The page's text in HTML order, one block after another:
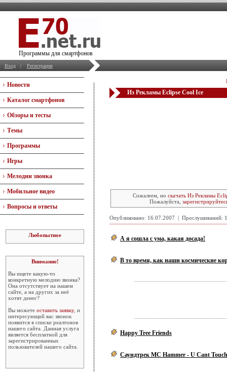
Программы для смартфонов
Вход | Регистрация
Новости
Каталог смартфонов
Обзоры и тесты
Темы
Программы
Игры
Мелодии звонка
Мобильное видео
Вопросы и ответы
Любопытное
Внимание!
Вы ищете какую-то
конкретную мелодию звонка?
Она отсутствует на нашем
сайте, а на других за неё
хотят денег?
Вы можете оставить заявку, и
интересующий вас звонок
появится в списке реалтонов
нашего сайта. Данная услуга
является бесплатной для
зарегистрированных
пользователей нашего сайта.
Из Рекламы Eclipse Cool Ice
Сожалеем, но скачать Из Рекламы
Пожалуйста,
Опубликовано: 16.07.2007 |
А я сошла с ума, какая досада!
В то время, как наши космические
Happy Tree Friends
Саундтрек MC Hammer - U Cant